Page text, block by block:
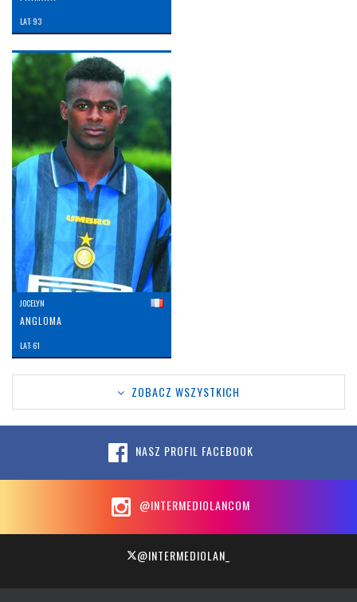
LAT: 93
JOCELYN
ANGLOMA
LAT: 61
ZOBACZ WSZYSTKICH
NASZ PROFIL FACEBOOK
@INTERMEDIOLANCOM
@INTERMEDIOLAN_